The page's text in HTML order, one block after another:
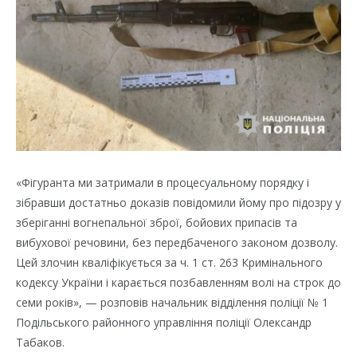
«Фігуранта ми затримали в процесуальному порядку і
зібравши достатньо доказів повідомили йому про підозру у
зберіганні вогнепальної зброї, бойових припасів та
вибухової речовини, без передбаченого законом дозволу.
Цей злочин кваліфікується за ч. 1 ст. 263 Кримінального
кодексу України і карається позбавленням волі на строк до
семи років», — розповів начальник відділення поліції № 1
Подільського районного управління поліції Олександр
Табаков.